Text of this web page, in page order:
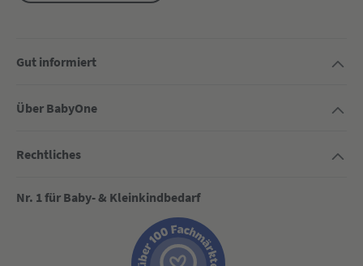
Gut informiert
Über BabyOne
Rechtliches
Nr. 1 für Baby- & Kleinkindbedarf